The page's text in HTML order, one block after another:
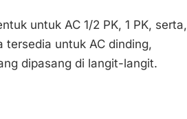
untuk AC 1/2 PK, 1 PK, serta,
tersedia untuk AC dinding,
dipasang di langit-langit.